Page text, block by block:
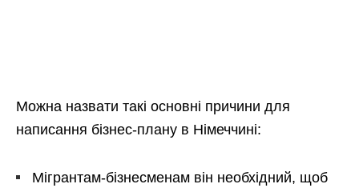
Можна назвати такі основні причини для
написання бізнес-плану в Німеччині:
Мігрантам-бізнесменам він необхідний, щоб